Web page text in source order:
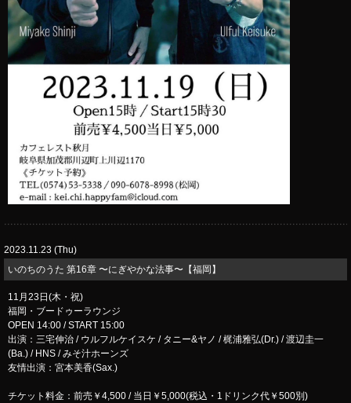
2023.11.23 (Thu)
​いのちのうた 第16章 〜にぎやかな法事〜【福岡】
11月23日(木・祝)
福岡・ブードゥーラウンジ
OPEN 14:00 / START 15:00
出演：三宅伸治 / ウルフルケイスケ / タニー&ヤノ / 梶浦雅弘(Dr.) / 渡辺圭一
(Ba.) / HNS / みそ汁ホーンズ
友情出演：宮本美香(Sax.)
チケット料金：前売￥4,500 / 当日￥5,000(税込・1ドリンク代￥500別)